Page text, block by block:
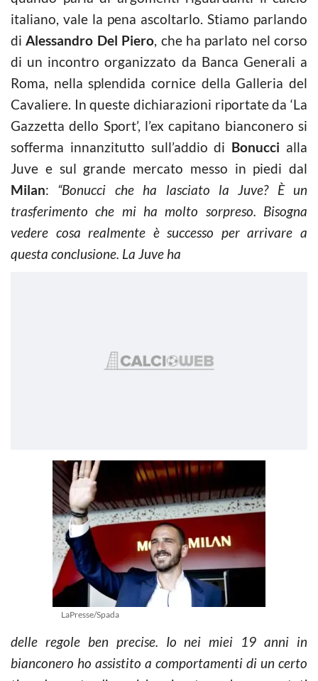
italiano, vale la pena ascoltarlo. Stiamo parlando
diAlessandro Del Piero, che ha parlato nel corso
di un incontro organizzato da Banca Generali a
Roma, nella splendida cornice della Galleria del
Cavaliere. In queste dichiarazioni riportate da ‘La
Gazzetta dello Sport’, l’ex capitano bianconero si
sofferma innanzitutto sull’addio di Bonucci alla
Juve e sul grande mercato messo in piedi dal
Milan: “Bonucci che ha lasciato la Juve? È un
trasferimento che mi ha molto sorpreso. Bisogna
vedere cosa realmente è successo per arrivare a
questa conclusione. La Juve ha
LaPresse/Spada
delle regole ben precise. Io nei miei 19 anni in
bianconero ho assistito a comportamenti di un certo